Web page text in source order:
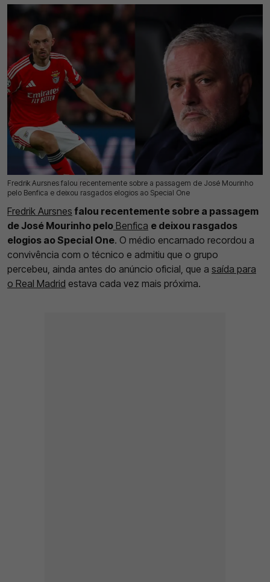
Fredrik Aursnes falou recentemente sobre a passagem de José Mourinho
pelo Benfica e deixou rasgados elogios ao Special One
12 Jun 2026 | 17:22 | 0
Fredrik Aursnes falou recentemente sobre a passagem
de José Mourinho pelo Benfica e deixou rasgados
elogios ao Special One. O médio encarnado recordou a
convivência com o técnico e admitiu que o grupo
percebeu, ainda antes do anúncio oficial, que a saída para
o Real Madrid estava cada vez mais próxima.